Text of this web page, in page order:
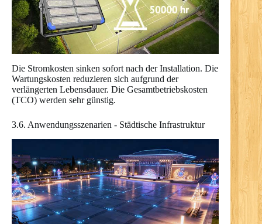
Die Stromkosten sinken sofort nach der Installation. Die
Wartungskosten reduzieren sich aufgrund der
verlängerten Lebensdauer. Die Gesamtbetriebskosten
(TCO) werden sehr günstig.
3.6. Anwendungsszenarien - Städtische Infrastruktur